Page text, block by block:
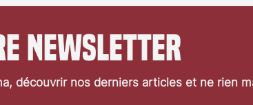
newsletter
découvrir nos derniers articles et ne rien